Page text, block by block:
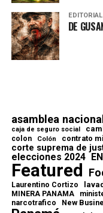
EDITORIAL
DE
asamblea nacional
caja de seguro social
colon Colón contrato
corte suprema de
elecciones 2024
Featured
Laurentino Cortizo
MINERA PANAMA
narcotrafico New